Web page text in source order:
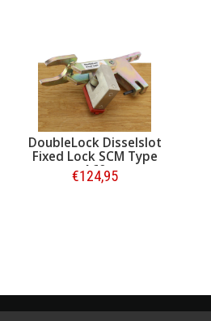
DoubleLock Disselslot
Fixed Lock SCM Type
A60
€124,95